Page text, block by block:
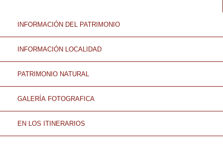
INFORMACIÓN DEL PATRIMONIO
INFORMACIÓN LOCALIDAD
PATRIMONIO NATURAL
GALERÍA FOTOGRAFICA
EN LOS ITINERARIOS